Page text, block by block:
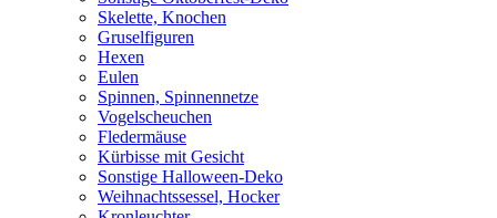
Skelette, Knochen
Gruselfiguren
Hexen
Eulen
Spinnen, Spinnennetze
Vogelscheuchen
Fledermäuse
Kürbisse mit Gesicht
Sonstige Halloween-Deko
Weihnachtssessel, Hocker